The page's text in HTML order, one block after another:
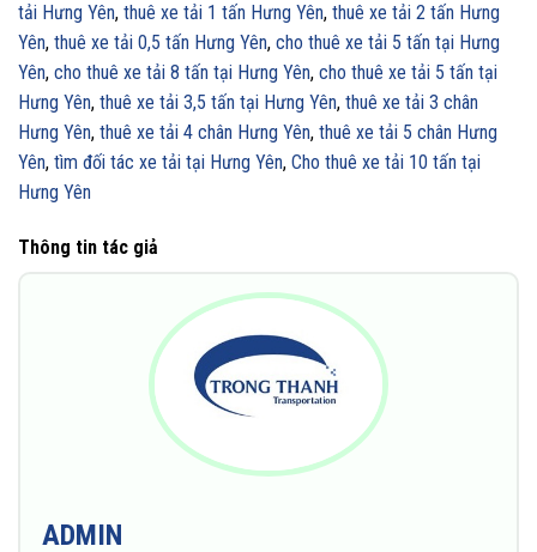
tải Hưng Yên, thuê xe tải 1 tấn Hưng Yên, thuê xe tải 2 tấn Hưng
Yên, thuê xe tải 0,5 tấn Hưng Yên, cho thuê xe tải 5 tấn tại Hưng
Yên, cho thuê xe tải 8 tấn tại Hưng Yên, cho thuê xe tải 5 tấn tại
Hưng Yên, thuê xe tải 3,5 tấn tại Hưng Yên, thuê xe tải 3 chân
Hưng Yên, thuê xe tải 4 chân Hưng Yên, thuê xe tải 5 chân Hưng
Yên, tìm đối tác xe tải tại Hưng Yên, Cho thuê xe tải 10 tấn tại
Hưng Yên
Thông tin tác giả
ADMIN